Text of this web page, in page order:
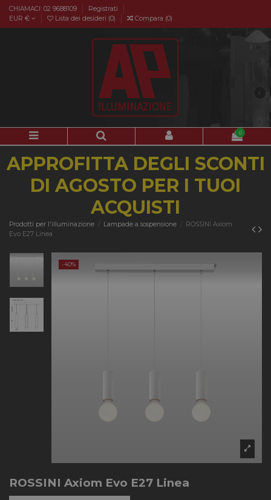
CHIAMACI: 02 9688109
Registrati
EUR €
Lista dei desideri (0) Compara (0)
0
APPROFITTA DEGLI SCONTI
DI AGOSTO PER I TUOI
ACQUISTI
Prodotti per l'illuminazione Lampade a sospensione
ROSSINI Axiom
Evo E27 Linea
-40%
ROSSINI Axiom Evo E27 Linea